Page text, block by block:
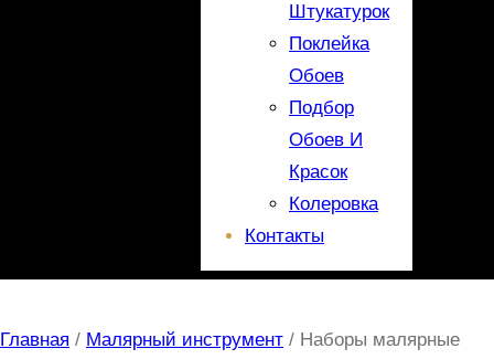
Штукатурок
Поклейка
Обоев
Подбор
Обоев И
Красок
Колеровка
Контакты
Главная / Малярный инструмент / Наборы малярные